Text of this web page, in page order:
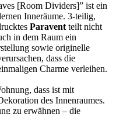
[Room Dividers]” ist ein
Inneräume. 3-teilig,
Paravent teilt nicht
in dem Raum ein
sowie originelle
dass die
Charme verleihen.
dass ist mit
des Innenraumes.
zu erwähnen – die